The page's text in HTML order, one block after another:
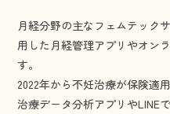
月経分野の主なフェムテック
用した月経管理アプリやオン
す。
2022年から不妊治療が保険適
治療データ分析アプリやLINE